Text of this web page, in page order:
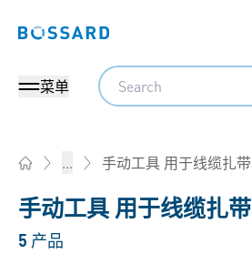
Bossard homepage
菜单
Search
... 手动工具 用于线缆扎带
手动工具 用于线缆扎带
5 产品